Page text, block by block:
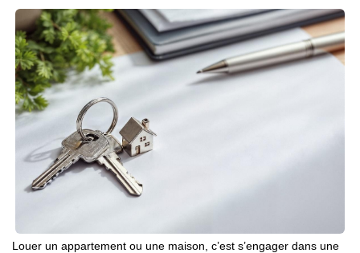
Louer un appartement ou une maison, c’est s’engager dans une